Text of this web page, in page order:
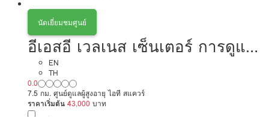
นัดเยี่ยมชมศูนย์
อีเอสอี เวลเนส เซ็นเตอร์ การดูแล
ผู้สูงอายุหรือผู้มีภาวะพึ่งพิง
EN
TH
0.0
7.5 กม. ศูนย์ดูแลผู้สูงอายุ ไอที สแควร์
ราคาเริ่มต้น 43,000 บาท